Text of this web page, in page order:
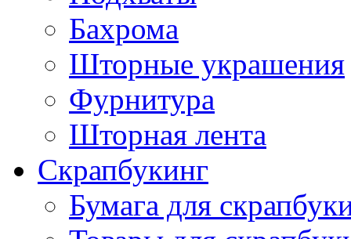
Бахрома
Шторные украшения
Фурнитура
Шторная лента
Скрапбукинг
Бумага для